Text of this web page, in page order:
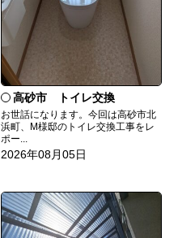
高砂市 トイレ交換
お世話になります。今回は高砂市北
浜町、M様邸のトイレ交換工事をレ
ポー...
2026年08月05日